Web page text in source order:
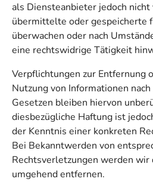
als Diensteanbieter jedoch
übermittelte oder gespeicherte
überwachen oder nach
eine rechtswidrige Tätigkeit
Verpflichtungen zur Entfernung
Nutzung von Informationen
Gesetzen bleiben hiervon
diesbezügliche Haftung ist
der Kenntnis einer konkreten
Bei Bekanntwerden von
Rechtsverletzungen werden wir
umgehend entfernen.